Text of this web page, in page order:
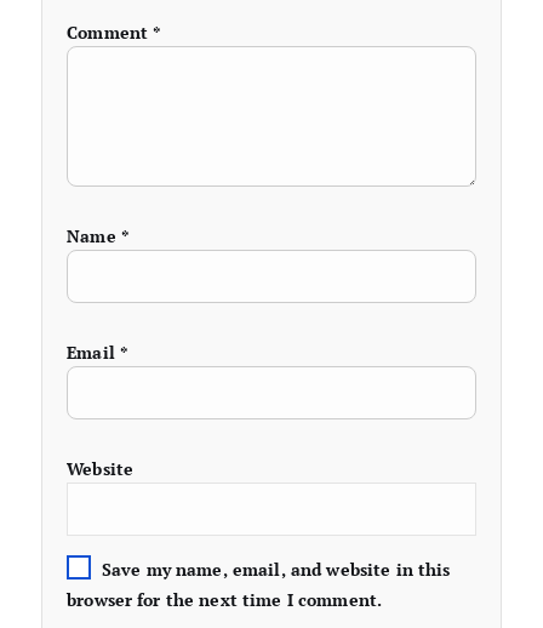
Comment*
Name *
Email *
Website
Save my name, email, and website in this
browser for the next time I comment.